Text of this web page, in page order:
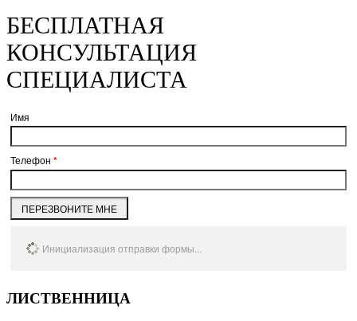
БЕСПЛАТНАЯ
КОНСУЛЬТАЦИЯ
СПЕЦИАЛИСТА
Имя
Телефон *
ПЕРЕЗВОНИТЕ МНЕ
Инициализация отправки формы...
ЛИСТВЕННИЦА